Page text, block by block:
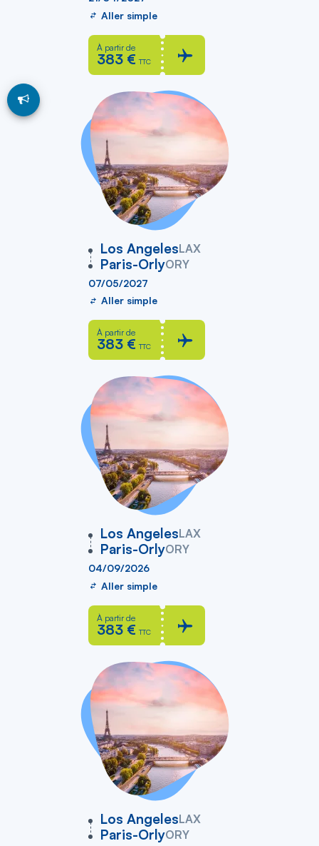
Aller simple
À partir de
383 € TTC
Los AngelesLAX
vers
Paris-OrlyORY
07/05/2027
Aller simple
À partir de
383 € TTC
Los AngelesLAX
vers
Paris-OrlyORY
04/09/2026
Aller simple
À partir de
383 € TTC
Los AngelesLAX
vers
Paris-OrlyORY